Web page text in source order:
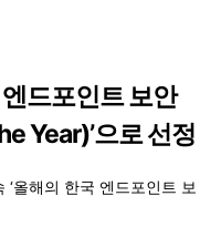
엔드포인트 보안
Year)’으로 선정
올해의 한국 엔드포인트 보